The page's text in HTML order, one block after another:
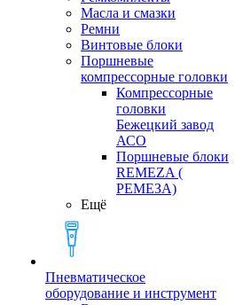
Масла и смазки
Ремни
Винтовые блоки
Поршневые
компрессорные головки
Компрессорные
головки
Бежецкий завод
АСО
Поршневые блоки
REMEZA (
РЕМЕЗА)
Ещё
Пневматическое
оборудование и инструмент